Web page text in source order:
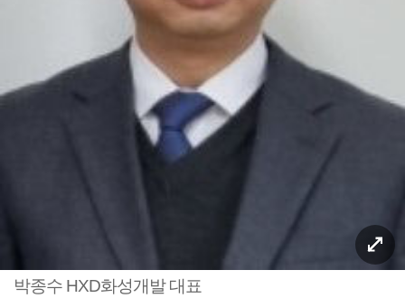
박종수 HXD화성개발 대표